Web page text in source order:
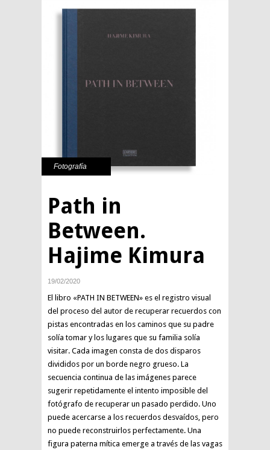
Fotografía
Path in
Between.
Hajime Kimura
19/02/2020
El libro «PATH IN BETWEEN» es el registro visual
del proceso del autor de recuperar recuerdos con
pistas encontradas en los caminos que su padre
solía tomar y los lugares que su familia solía
visitar. Cada imagen consta de dos disparos
divididos por un borde negro grueso. La
secuencia continua de las imágenes parece
sugerir repetidamente el intento imposible del
fotógrafo de recuperar un pasado perdido. Uno
puede acercarse a los recuerdos desvaídos, pero
no puede reconstruirlos perfectamente. Una
figura paterna mítica emerge a través de las vagas